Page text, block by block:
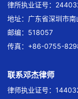
律所执业证号：
地址：广东省深圳市
邮编：518057
传真：+86-0755-
联系邓杰律师
律师执业证号：